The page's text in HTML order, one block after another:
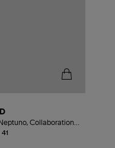
Collaboration
41